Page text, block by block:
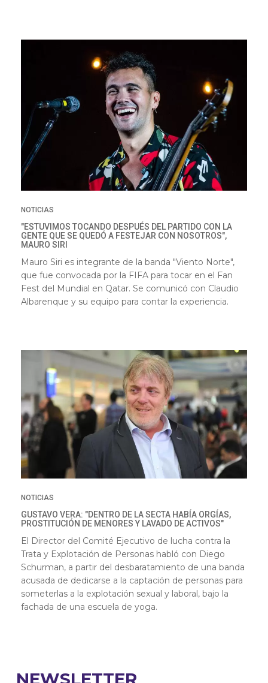
NOTICIAS
"ESTUVIMOS TOCANDO DESPUÉS DEL PARTIDO CON LA
GENTE QUE SE QUEDÓ A FESTEJAR CON NOSOTROS",
MAURO SIRI
Mauro Siri es integrante de la banda "Viento Norte",
que fue convocada por la FIFA para tocar en el Fan
Fest del Mundial en Qatar. Se comunicó con Claudio
Albarenque y su equipo para contar la experiencia.
NOTICIAS
GUSTAVO VERA: "DENTRO DE LA SECTA HABÍA ORGÍAS,
PROSTITUCIÓN DE MENORES Y LAVADO DE ACTIVOS"
El Director del Comité Ejecutivo de lucha contra la
Trata y Explotación de Personas habló con Diego
Schurman, a partir del desbaratamiento de una banda
acusada de dedicarse a la captación de personas para
someterlas a la explotación sexual y laboral, bajo la
fachada de una escuela de yoga.
NEWSLETTER